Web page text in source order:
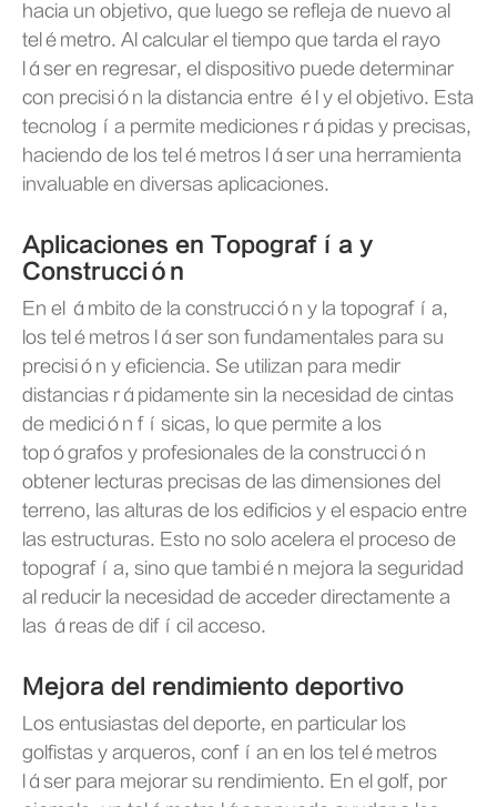
hacia un objetivo, que luego se refleja de nuevo al
telémetro. Al calcular el tiempo que tarda el rayo
láser en regresar, el dispositivo puede determinar
con precisión la distancia entre él y el objetivo. Esta
tecnología permite mediciones rápidas y precisas,
haciendo de los telémetros láser una herramienta
invaluable en diversas aplicaciones.
Aplicaciones en Topografía y
Construcción
En el ámbito de la construcción y la topografía,
los telémetros láser son fundamentales para su
precisión y eficiencia. Se utilizan para medir
distancias rápidamente sin la necesidad de cintas
de medición físicas, lo que permite a los
topógrafos y profesionales de la construcción
obtener lecturas precisas de las dimensiones del
terreno, las alturas de los edificios y el espacio entre
las estructuras. Esto no solo acelera el proceso de
topografía, sino que también mejora la seguridad
al reducir la necesidad de acceder directamente a
las áreas de difícil acceso.
Mejora del rendimiento deportivo
Los entusiastas del deporte, en particular los
golfistas y arqueros, confían en los telémetros
láser para mejorar su rendimiento. En el golf, por